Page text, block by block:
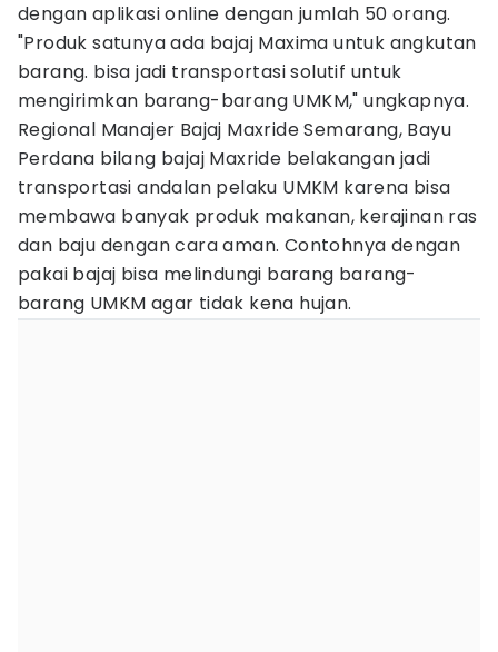
dengan aplikasi online dengan jumlah 50 orang.
"Produk satunya ada bajaj Maxima untuk angkutan
barang. bisa jadi transportasi solutif untuk
mengirimkan barang-barang UMKM," ungkapnya.
Regional Manajer Bajaj Maxride Semarang, Bayu
Perdana bilang bajaj Maxride belakangan jadi
transportasi andalan pelaku UMKM karena bisa
membawa banyak produk makanan, kerajinan ras
dan baju dengan cara aman. Contohnya dengan
pakai bajaj bisa melindungi barang barang-
barang UMKM agar tidak kena hujan.